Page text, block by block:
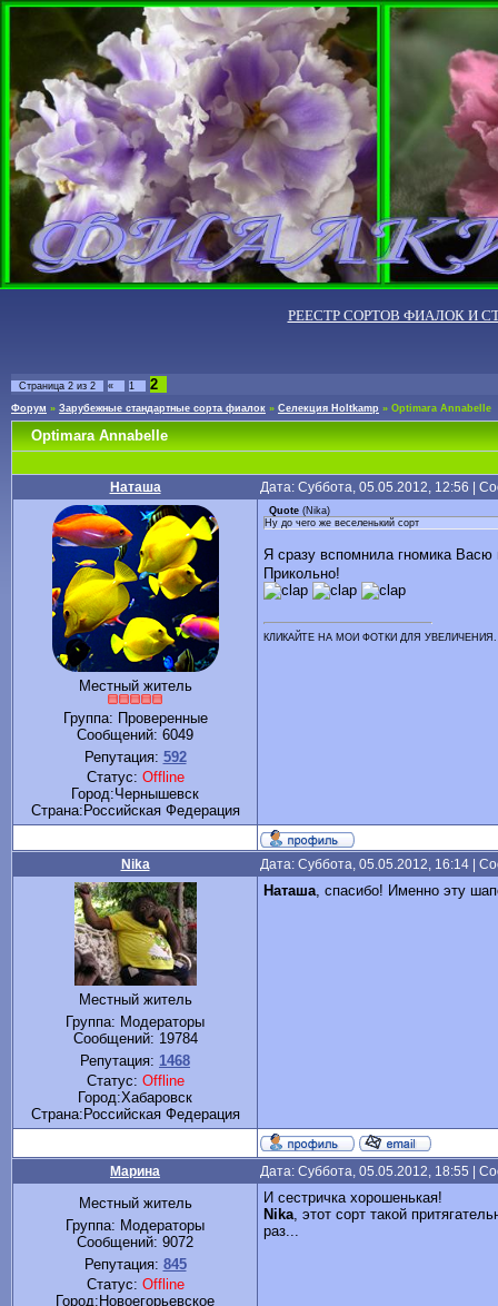
РЕЕСТР СОРТОВ ФИАЛОК И
Страница 2 из 2 « 1 2
Форум » Зарубежные стандартные сорта фиалок » Селекция Holtkamp » Optimara Annabelle
Optimara Annabelle
Наташа Дата: Суббота, 05.05.2012, 12:56 |
Местный житель
Группа: Проверенные
Сообщений: 6049
Репутация: 592
Статус: Offline
Город:Чернышевск
Cтрана:Российская Федерация
Quote (Nika)
Ну до чего же веселенький сорт
Я сразу вспомнила гномика
Прикольно!
КЛИКАЙТЕ НА МОИ ФОТКИ ДЛЯ УВЕЛИЧЕНИЯ.
Nika Дата: Суббота, 05.05.2012, 16:14 |
Местный житель
Группа: Модераторы
Сообщений: 19784
Репутация: 1468
Статус: Offline
Город:Хабаровск
Cтрана:Российская Федерация
Наташа, спасибо! Именно эту
Марина Дата: Суббота, 05.05.2012, 18:55 |
Местный житель
Группа: Модераторы
Сообщений: 9072
Репутация: 845
Статус: Offline
Город:Новоегорьевское
И сестричка хорошенькая!
Nika, этот сорт такой
раз...